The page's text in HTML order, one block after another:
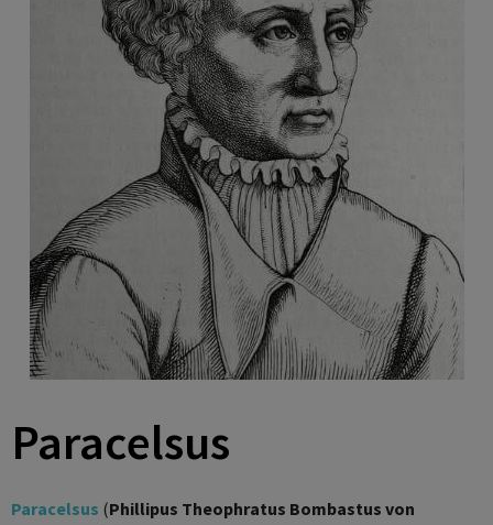
Paracelsus
Paracelsus (Phillipus Theophratus Bombastus von